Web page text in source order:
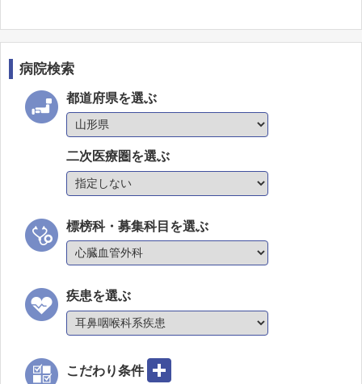
病院検索
都道府県を選ぶ
二次医療圏を選ぶ
標榜科・募集科目を選ぶ
疾患を選ぶ
こだわり条件